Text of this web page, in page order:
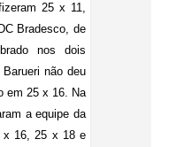
25 x 11,
Bradesco, de
nos dois
não deu
em 25 x 16. Na
a equipe da
x 16, 25 x 18 e